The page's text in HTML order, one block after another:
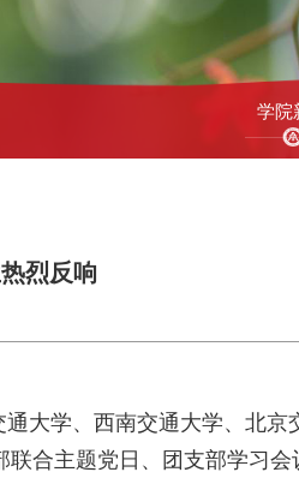
学院
烈反响
大学、西南交通大学、北京
合主题党日、团支部学习会